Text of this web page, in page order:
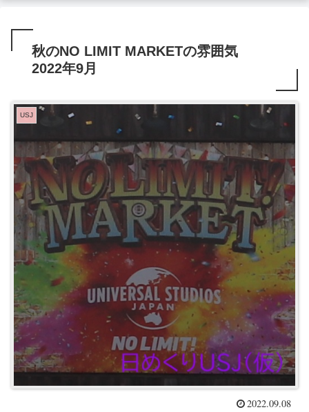
秋のNO LIMIT MARKETの雰囲気
2022年9月
USJ
2022.09.08